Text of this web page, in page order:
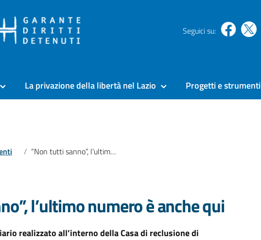
Seguici su:
La privazione della libertà nel Lazio Progetti e strumenti
“Non tutti sanno”, l’ultimo numero è anche qui
l’ultimo numero è anche qui
realizzato all’interno della Casa di reclusione di